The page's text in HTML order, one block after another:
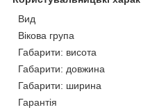
Вид
Вікова група
Габарити: висота
Габарити: довжина
Габарити: ширина
Гарантія